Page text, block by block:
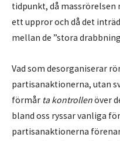
tidpunkt, då
ett uppror och då det
mellan de ”stora
Vad som desorganiserar
partisanaktionerna, utan
förmår ta kontrollenöver
bland oss ryssar vanliga
partisanaktionerna